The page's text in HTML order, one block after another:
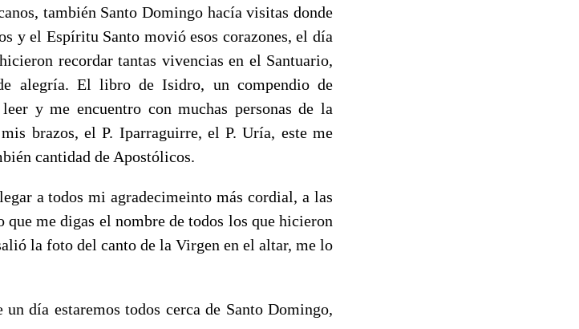
también Santo Domingo hacía visitas donde
y el Espíritu Santo movió esos corazones, el día
recordar tantas vivencias en el Santuario,
alegría. El libro de Isidro, un compendio de
y me encuentro con muchas personas de la
brazos, el P. Iparraguirre, el P. Uría, este me
cantidad de Apostólicos.
a todos mi agradecimeinto más cordial, a las
que me digas el nombre de todos los que hicieron
la foto del canto de la Virgen en el altar, me lo
día estaremos todos cerca de Santo Domingo,